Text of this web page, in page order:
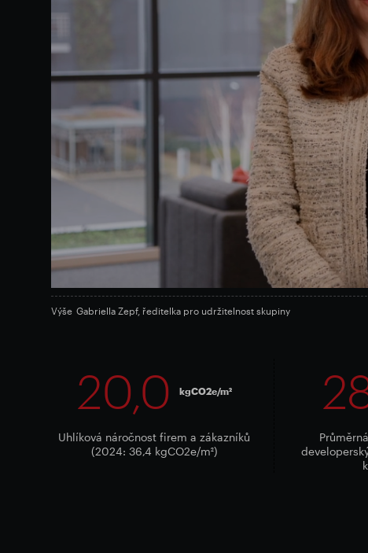
Výše Gabriella Zepf, ředitelka pro udržitelnost skupiny
20,0 kgCO2e/m²
Uhlíková náročnost firem a zákazníků
(2024: 36,4 kgCO2e/m²)